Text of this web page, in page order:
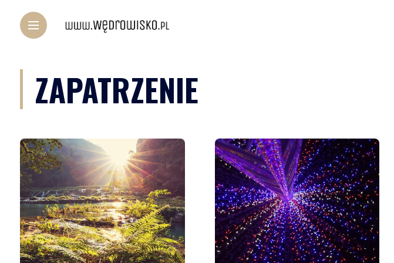
ZAPATRZENIE